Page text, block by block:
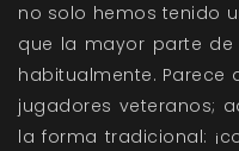
no solo hemos tenido
que la mayor parte
habitualmente. Parece
jugadores veteranos;
la forma tradicional: